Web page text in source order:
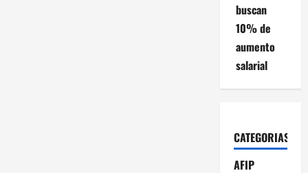
buscan
10% de
aumento
salarial
CATEGORIAS
AFIP